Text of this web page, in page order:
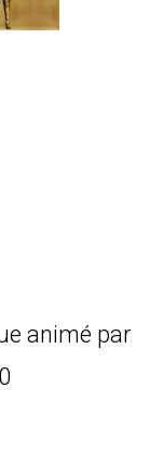
animé par